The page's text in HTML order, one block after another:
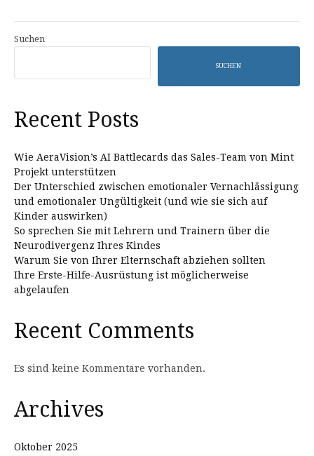
Suchen
SUCHEN
Recent Posts
Wie AeraVision’s AI Battlecards das Sales-Team von Mint
Projekt unterstützen
Der Unterschied zwischen emotionaler Vernachlässigung
und emotionaler Ungültigkeit (und wie sie sich auf
Kinder auswirken)
So sprechen Sie mit Lehrern und Trainern über die
Neurodivergenz Ihres Kindes
Warum Sie von Ihrer Elternschaft abziehen sollten
Ihre Erste-Hilfe-Ausrüstung ist möglicherweise
abgelaufen
Recent Comments
Es sind keine Kommentare vorhanden.
Archives
Oktober 2025